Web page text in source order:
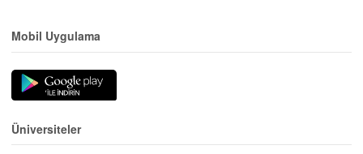
Mobil Uygulama
Üniversiteler